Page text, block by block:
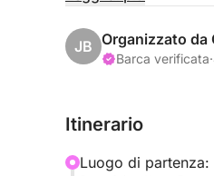
concludere una
un'indimenticabile
JB Organizzato da
Barca verificata·
Itinerario
Luogo di partenza: